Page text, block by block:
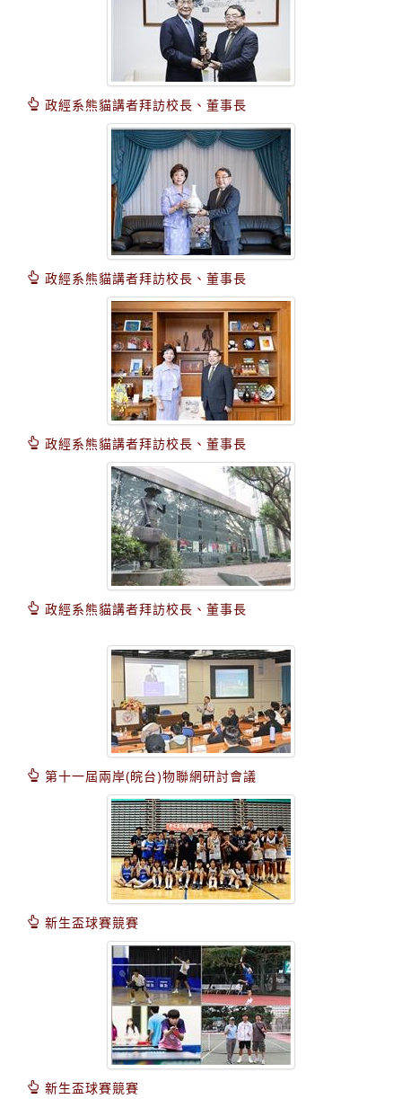
政經系熊貓講者拜訪校長、董事長
政經系熊貓講者拜訪校長、董事長
政經系熊貓講者拜訪校長、董事長
政經系熊貓講者拜訪校長、董事長
第十一屆兩岸(皖台)物聯網研討會議
新生盃球賽競賽
新生盃球賽競賽